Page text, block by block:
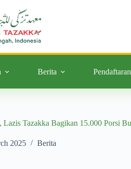
Berita
Tazakka Bagikan 15.000 Porsi
2025 Berita